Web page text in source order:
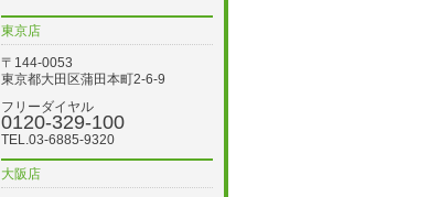
東京店
〒144-0053
東京都大田区蒲田本町2-6-9
フリーダイヤル
0120-329-100
TEL.03-6885-9320
大阪店